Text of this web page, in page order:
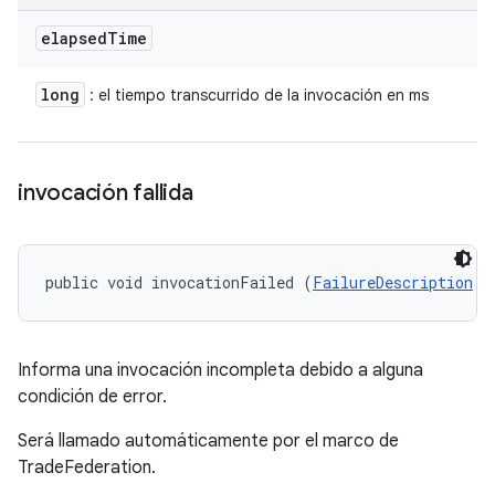
elapsedTime
long : el tiempo transcurrido de la invocación en ms
invocación fallida
public void invocationFailed (FailureDescription
Informa una invocación incompleta debido a alguna
condición de error.
Será llamado automáticamente por el marco de
TradeFederation.